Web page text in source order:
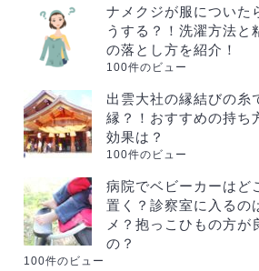
ナメクジが服についた
うする？！洗濯方法と
の落とし方を紹介！
100件のビュー
出雲大社の縁結びの糸
縁？！おすすめの持ち
効果は？
100件のビュー
病院でベビーカーはど
置く？診察室に入るの
メ？抱っこひもの方が
の？
100件のビュー